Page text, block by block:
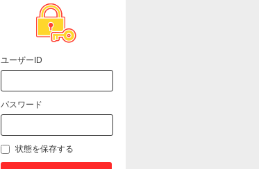
ユーザーID
パスワード
状態を保存する